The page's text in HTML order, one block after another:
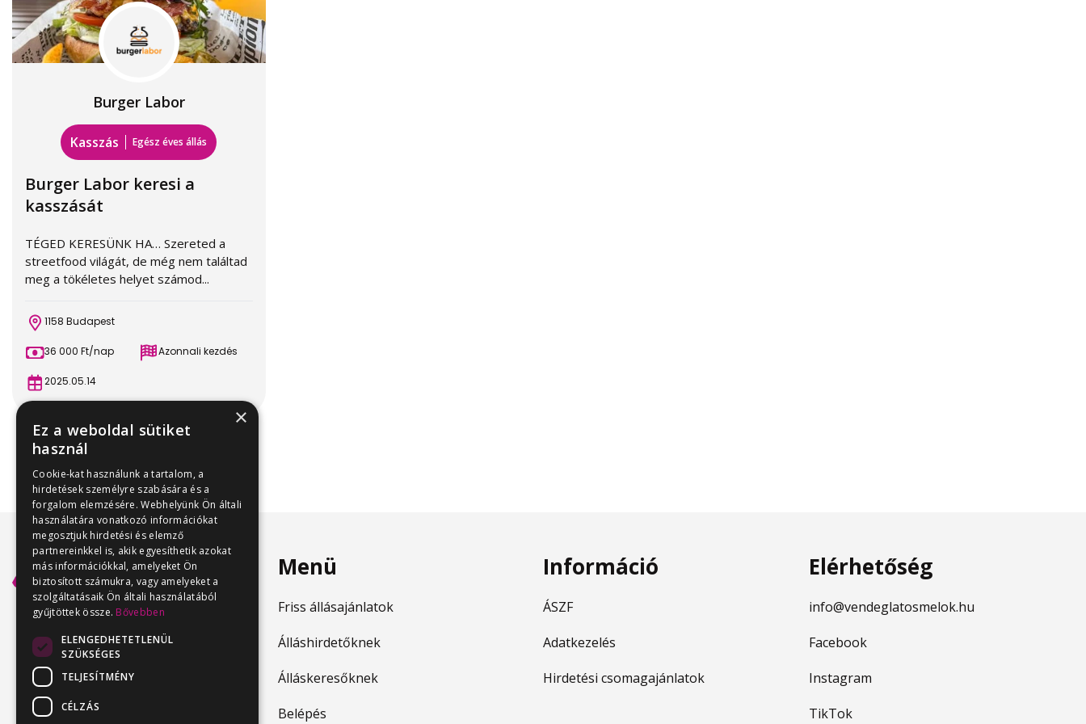
Burger Labor
Kasszás Egész éves állás
Burger Labor keresi a
kasszását
TÉGED KERESÜNK HA… Szereted a
streetfood világát, de még nem találtad
meg a tökéletes helyet számod...
1158 Budapest
36 000 Ft/nap Azonnali kezdés
2025.05.14
Menü
Friss állásajánlatok
Álláshirdetőknek
Álláskeresőknek
Belépés
Információ
ÁSZF
Adatkezelés
Hirdetési csomagajánlatok
Elérhetőség
info@vendeglatosmelok.hu
Facebook
Instagram
TikTok
×
Ez a weboldal sütiket
használ
Cookie-kat használunk a tartalom, a
hirdetések személyre szabására és a
forgalom elemzésére. Webhelyünk Ön általi
használatára vonatkozó információkat
megosztjuk hirdetési és elemző
partnereinkkel is, akik egyesíthetik azokat
más információkkal, amelyeket Ön
biztosított számukra, vagy amelyeket a
szolgáltatásaik Ön általi használatából
gyűjtöttek össze. Bővebben
ELENGEDHETETLENÜL
SZÜKSÉGES
TELJESÍTMÉNY
CÉLZÁS